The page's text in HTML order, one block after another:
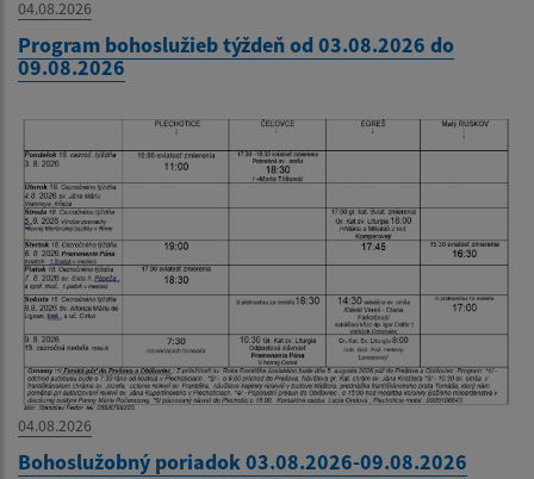
04.08.2026
Program bohoslužieb týždeň od 03.08.2026 do
09.08.2026
04.08.2026
Bohoslužobný poriadok 03.08.2026-09.08.2026